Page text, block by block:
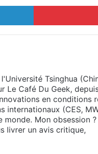
Linkedin
Tsinghua
Le Café Du Geek,
en conditions
internationaux (CES,
monde. Mon obsession ?
livrer un avis critique,